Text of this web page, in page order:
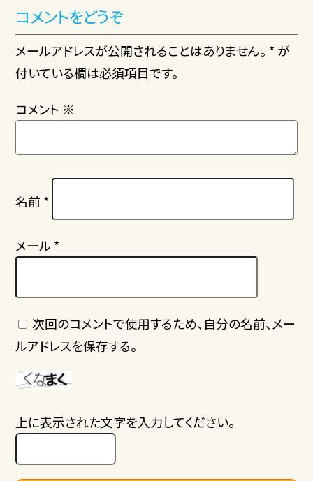
コメントをどうぞ
メールアドレスが公開されることはありません。 * が
付いている欄は必須項目です。
コメント ※
名前 *
メール *
次回のコメントで使用するため、自分の名前、メー
ルアドレスを保存する。
上に表示された文字を入力してください。